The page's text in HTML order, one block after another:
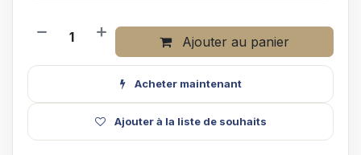
Ajouter au panier
Acheter maintenant
Ajouter à la liste de souhaits